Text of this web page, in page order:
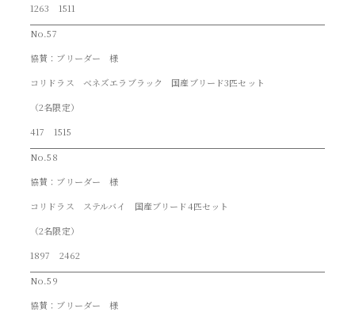
1263 1511
No.57
協賛：ブリーダー 様
コリドラス ベネズエラブラック 国産ブリード3匹セット
（2名限定）
417 1515
No.58
協賛：ブリーダー 様
コリドラス ステルバイ 国産ブリード4匹セット
（2名限定）
1897 2462
No.59
協賛：ブリーダー 様